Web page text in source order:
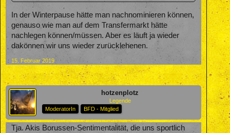
In der Winterpause hätte man nachnominieren können,
genauso wie man auf dem Transfermarkt hätte
nachlegen können/müssen. Aber es läuft ja wieder
dakönnen wir uns wieder zurücklehenen.
15. Februar 2019
hotzenplotz
Legende
ModeratorIn
BFD - Mitglied
Tja. Akis Borussen-Sentimentalität, die uns sportlich